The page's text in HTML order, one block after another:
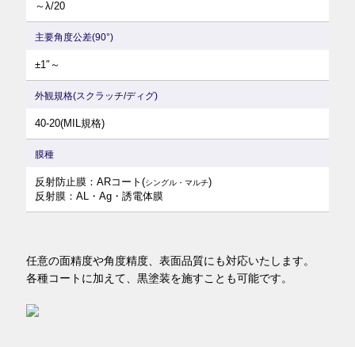
～λ/20
主要角度公差(90°)
±1″～
外観規格(スクラッチ/ディグ)
40-20(MIL規格)
膜種
反射防止膜：ARコート(シングル・マルチ)
反射膜：AL・Ag・誘電体膜
任意の面精度や角度精度、表面品質にも対応いたします。
各種コートに加えて、黒塗装を施すことも可能です。